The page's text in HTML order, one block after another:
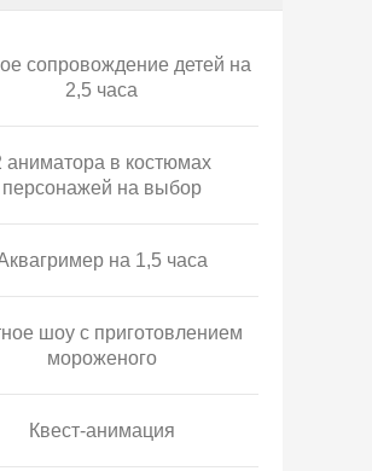
сопровождение детей на
2,5 часа
аниматора в костюмах
персонажей на выбор
на 1,5 часа
шоу с приготовлением
мороженого
Квест-анимация